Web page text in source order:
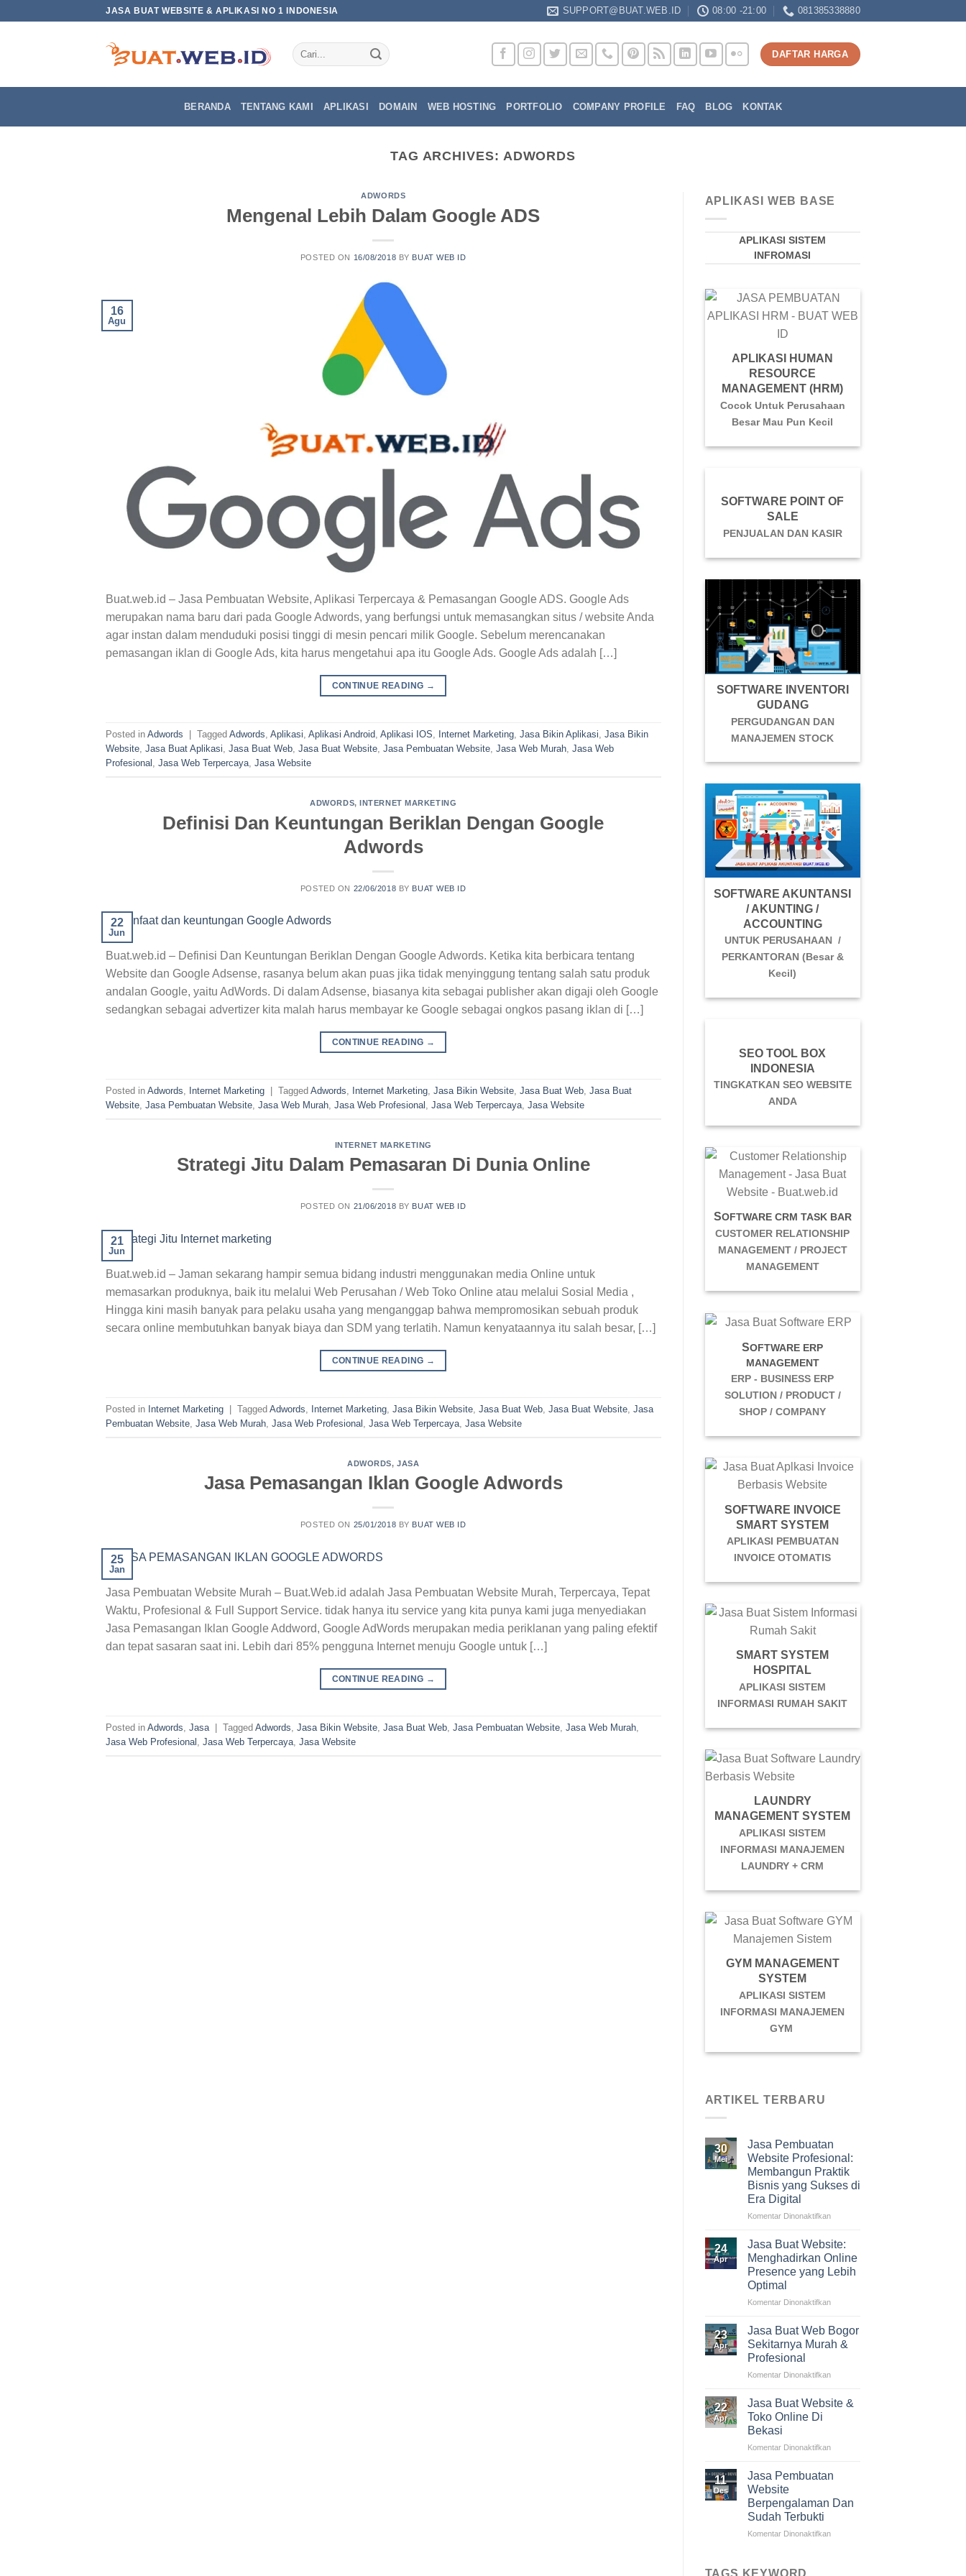
JASA BUAT WEBSITE & APLIKASI NO 1 INDONESIA SUPPORT@BUAT.WEB.ID 08:00 -21:00 081385338880
DAFTAR HARGA
BERANDA TENTANG KAMI APLIKASI DOMAIN WEB HOSTING PORTFOLIO COMPANY PROFILE FAQ BLOG KONTAK
TAG ARCHIVES: ADWORDS
ADWORDS
Mengenal Lebih Dalam Google ADS
POSTED ON 16/08/2018 BY BUAT WEB ID
16
Agu
Buat.web.id – Jasa Pembuatan Website, Aplikasi Terpercaya & Pemasangan Google ADS. Google Ads
merupakan nama baru dari pada Google Adwords, yang berfungsi untuk memasangkan situs / website Anda
agar instan dalam menduduki posisi tinggi di mesin pencari milik Google. Sebelum merencanakan
pemasangan iklan di Google Ads, kita harus mengetahui apa itu Google Ads. Google Ads adalah […]
CONTINUE READING →
Posted in Adwords Tagged Adwords, Aplikasi, Aplikasi Android, Aplikasi IOS, Internet Marketing, Jasa Bikin Aplikasi, Jasa Bikin
Website, Jasa Buat Aplikasi, Jasa Buat Web, Jasa Buat Website, Jasa Pembuatan Website, Jasa Web Murah, Jasa Web
Profesional , Jasa Web Terpercaya, Jasa Website
ADWORDS,INTERNET MARKETING
Definisi Dan Keuntungan Beriklan Dengan Google
Adwords
POSTED ON 22/06/2018 BY BUAT WEB ID
22
Jun
Buat.web.id – Definisi Dan Keuntungan Beriklan Dengan Google Adwords. Ketika kita berbicara tentang
Website dan Google Adsense, rasanya belum akan puas jika tidak menyinggung tentang salah satu produk
andalan Google, yaitu AdWords. Di dalam Adsense, biasanya kita sebagai publisher akan digaji oleh Google
sedangkan sebagai advertizer kita malah harus membayar ke Google sebagai ongkos pasang iklan di […]
CONTINUE READING →
Posted in Adwords, Internet Marketing Tagged Adwords, Internet Marketing, Jasa Bikin Website, Jasa Buat Web, Jasa Buat
Website, Jasa Pembuatan Website, Jasa Web Murah, Jasa Web Profesional , Jasa Web Terpercaya, Jasa Website
INTERNET MARKETING
Strategi Jitu Dalam Pemasaran Di Dunia Online
POSTED ON 21/06/2018 BY BUAT WEB ID
21
Jun
Buat.web.id – Jaman sekarang hampir semua bidang industri menggunakan media Online untuk
memasarkan produknya, baik itu melalui Web Perusahan / Web Toko Online atau melalui Sosial Media ,
Hingga kini masih banyak para pelaku usaha yang menganggap bahwa mempromosikan sebuah produk
secara online membutuhkan banyak biaya dan SDM yang terlatih. Namun kenyataannya itu salah besar, […]
CONTINUE READING →
Posted in Internet Marketing Tagged Adwords, Internet Marketing, Jasa Bikin Website, Jasa Buat Web, Jasa Buat Website, Jasa
Pembuatan Website, Jasa Web Murah, Jasa Web Profesional , Jasa Web Terpercaya, Jasa Website
ADWORDS,JASA
Jasa Pemasangan Iklan Google Adwords
POSTED ON 25/01/2018 BY BUAT WEB ID
25
Jan
Jasa Pembuatan Website Murah – Buat.Web.id adalah Jasa Pembuatan Website Murah, Terpercaya, Tepat
Waktu, Profesional & Full Support Service. tidak hanya itu service yang kita punya kami juga menyediakan
Jasa Pemasangan Iklan Google Addword, Google AdWords merupakan media periklanan yang paling efektif
dan tepat sasaran saat ini. Lebih dari 85% pengguna Internet menuju Google untuk […]
CONTINUE READING →
Posted in Adwords, Jasa Tagged Adwords, Jasa Bikin Website, Jasa Buat Web, Jasa Pembuatan Website, Jasa Web Murah,
Jasa Web Profesional , Jasa Web Terpercaya, Jasa Website
APLIKASI WEB BASE
APLIKASI SISTEM
INFROMASI
APLIKASI HUMAN
RESOURCE
MANAGEMENT (HRM)
Cocok Untuk Perusahaan
Besar Mau Pun Kecil
SOFTWARE POINT OF
SALE
PENJUALAN DAN KASIR
SOFTWARE INVENTORI
GUDANG
PERGUDANGAN DAN
MANAJEMEN STOCK
SOFTWARE AKUNTANSI
/ AKUNTING /
ACCOUNTING
UNTUK PERUSAHAAN /
PERKANTORAN (Besar &
Kecil)
SEO TOOL BOX
INDONESIA
TINGKATKAN SEO WEBSITE
ANDA
SOFTWARE CRM TASK BAR
CUSTOMER RELATIONSHIP
MANAGEMENT / PROJECT
MANAGEMENT
SOFTWARE ERP
MANAGEMENT
ERP - BUSINESS ERP
SOLUTION / PRODUCT /
SHOP / COMPANY
SOFTWARE INVOICE
SMART SYSTEM
APLIKASI PEMBUATAN
INVOICE OTOMATIS
SMART SYSTEM
HOSPITAL
APLIKASI SISTEM
INFORMASI RUMAH SAKIT
LAUNDRY
MANAGEMENT SYSTEM
APLIKASI SISTEM
INFORMASI MANAJEMEN
LAUNDRY + CRM
GYM MANAGEMENT
SYSTEM
APLIKASI SISTEM
INFORMASI MANAJEMEN
GYM
ARTIKEL TERBARU
30
Mei
Jasa Pembuatan
Website Profesional:
Membangun Praktik
Bisnis yang Sukses di
Era Digital
Komentar Dinonaktifkanpada
Pembuatan
Website
Profesional:
Membangun
Bisnis
Sukses
di
Era
24
Apr
Jasa Buat Website:
Menghadirkan Online
Presence yang Lebih
Optimal
Komentar Dinonaktifkanpada
Buat
Website:
Menghadirkan
Presence
Lebih
23
Apr
Jasa Buat Web Bogor
Sekitarnya Murah &
Profesional
Komentar Dinonaktifkanpada
Buat
Murah
Profesional
22
Apr
Jasa Buat Website &
Toko Online Di
Bekasi
Komentar Dinonaktifkanpada
Buat
Toko
Di
11
Des
Jasa Pembuatan
Website
Berpengalaman Dan
Sudah Terbukti
Komentar Dinonaktifkanpada
TAGS KEYWORD